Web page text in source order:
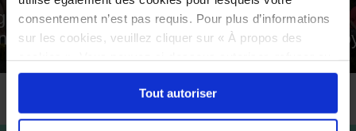
consentement n’est pas requis. Pour plus d’informations
sur les cookies, veuillez cliquer sur « À propos des
sélectionner les cookies selon les finalités via l'onglet
« Détails ». À tout moment, vous pouvez modifier votre
choix en cliquant sur le lien « Cookies » en bas des
Tout autoriser
Le Voyage permanent Le